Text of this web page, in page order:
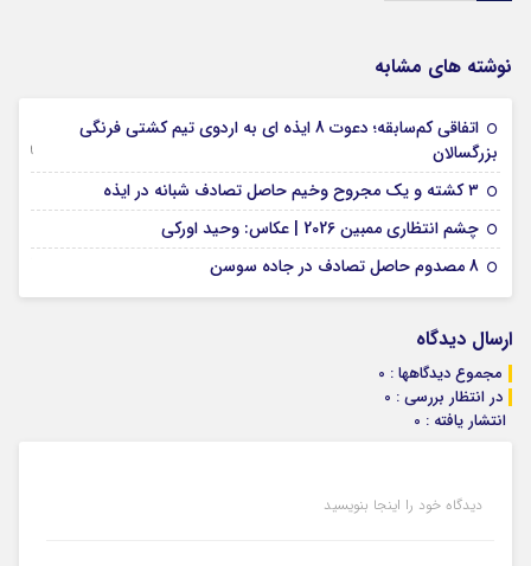
نوشته های مشابه
اتفاقی کم‌سابقه؛ دعوت 8 ایذه ای به اردوی تیم کشتی فرنگی
بزرگسالان
09 جولای 2026
۳ کشته و یک مجروح وخیم حاصل تصادف شبانه در ایذه
چشم انتظاری ممبین 2026 | عکاس: وحید اورکی
8 مصدوم حاصل تصادف در جاده سوسن
ارسال دیدگاه
مجموع دیدگاهها : 0
در انتظار بررسی : 0
انتشار یافته : 0
دیدگاه خود را اینجا بنویسید